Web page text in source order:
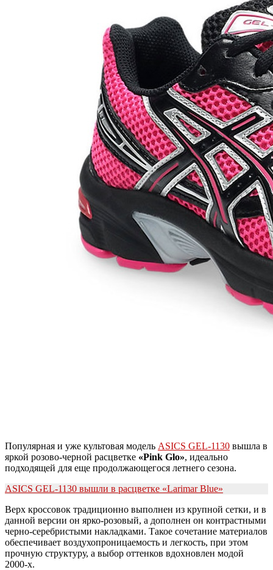
Популярная и уже культовая модель ASICS GEL-1130 вышла в
яркой розово-черной расцветке «Pink Glo», идеально
подходящей для еще продолжающегося летнего сезона.
ASICS GEL-1130 вышли в расцветке «Larimar Blue»
Верх кроссовок традиционно выполнен из крупной сетки, и в
данной версии он ярко-розовый, а дополнен он контрастными
черно-серебристыми накладками. Такое сочетание материалов
обеспечивает воздухопроницаемость и легкость, при этом
прочную структуру, а выбор оттенков вдохновлен модой
2000-х.